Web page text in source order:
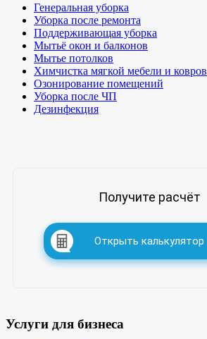
Генеральная уборка
Уборка после ремонта
Поддерживающая уборка
Мытьё окон и балконов
Мытье потолков
Химчистка мягкой мебели и ковров
Озонирование помещений
Уборка после ЧП
Дезинфекция
Получите расчёт
Открыть калькулятор
Услуги для бизнеса